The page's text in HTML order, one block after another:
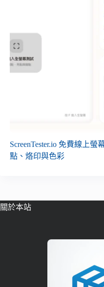
ScreenTester.io 免費線上螢
點、烙印與色彩
關於本站